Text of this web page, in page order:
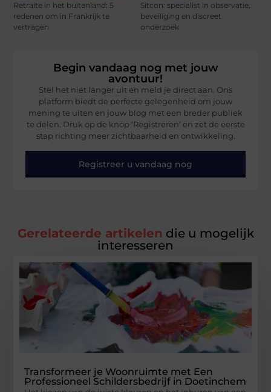
Retraite in het buitenland: 5
redenen om in Frankrijk te
vertragen
Sitcon: specialist in observatie,
beveiliging en discreet
onderzoek
Begin vandaag nog met jouw
avontuur!
Stel het niet langer uit en meld je direct aan. Ons
platform biedt de perfecte gelegenheid om jouw
mening te uiten en jouw blog met een breder publiek
te delen. Druk op de knop ‘Registreren’ en zet de eerste
stap richting meer zichtbaarheid en ontwikkeling.
Registreer u vandaag nog
Gerelateerde artikelen die u mogelijk
interesseren
Transformeer je Woonruimte met Een
Professioneel Schildersbedrijf in Doetinchem